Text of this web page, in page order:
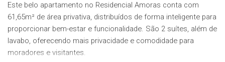
Este belo apartamento no Residencial Amoras conta com
61,65m² de área privativa, distribuídos de forma inteligente para
proporcionar bem-estar e funcionalidade. São 2 suítes, além de
lavabo, oferecendo mais privacidade e comodidade para
moradores e visitantes.